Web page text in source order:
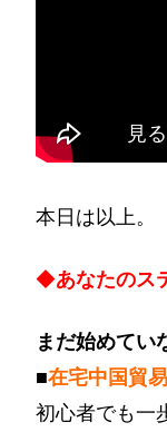
本日は以上。
◆あなたのス
まだ始めてい
■在宅中国貿
初心者でも一